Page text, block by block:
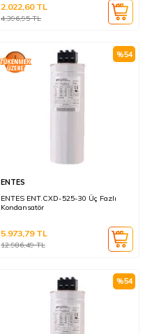
4.396,95TL
2.022,60TL
%54
ENTES
ENTES ENT.CXD-525-30 Üç Fazlı
Kondansatör
12.986,49TL
5.973,79TL
%54